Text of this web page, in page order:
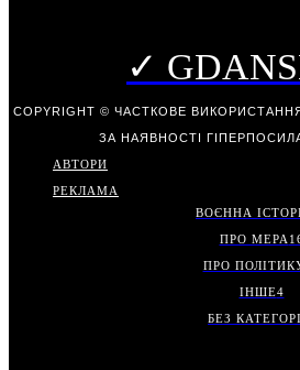
✓
COPYRIGHT © ЧАСТКОВЕ
ЗА НАЯВНОСТІ
АВТОРИ
РЕКЛАМА
ВОЄННА
ПРО МЕРА
ПРО
ІНШЕ4
БЕЗ